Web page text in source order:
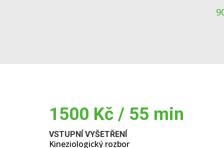
1500 Kč / 55 min
VSTUPNÍ VYŠETŘENÍ
Kineziologický rozbor